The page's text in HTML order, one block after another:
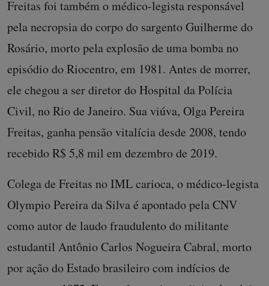
Freitas foi também o médico-legista responsável
pela necropsia do corpo do sargento Guilherme do
Rosário, morto pela explosão de uma bomba no
episódio do Riocentro, em 1981. Antes de morrer,
ele chegou a ser diretor do Hospital da Polícia
Civil, no Rio de Janeiro. Sua viúva, Olga Pereira
Freitas, ganha pensão vitalícia desde 2008, tendo
recebido R$ 5,8 mil em dezembro de 2019.
Colega de Freitas no IML carioca, o médico-legista
Olympio Pereira da Silva é apontado pela CNV
como autor de laudo fraudulento do militante
estudantil Antônio Carlos Nogueira Cabral, morto
por ação do Estado brasileiro com indícios de